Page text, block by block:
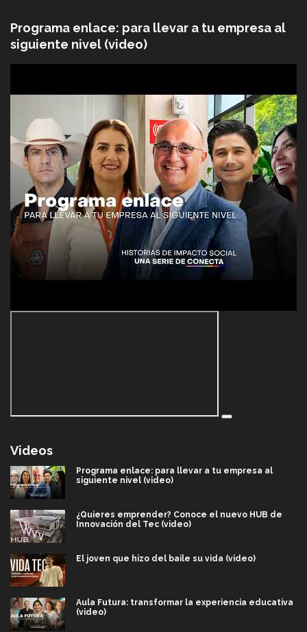
Programa enlace: para llevar a tu empresa al
siguiente nivel (video)
Videos
Programa enlace: para llevar a tu empresa al
siguiente nivel (video)
¿Quieres emprender? Conoce el nuevo HUB de
Innovación del Tec (video)
El joven que hizo del baile su vida (video)
Aula Futura: transformar la experiencia educativa
(video)